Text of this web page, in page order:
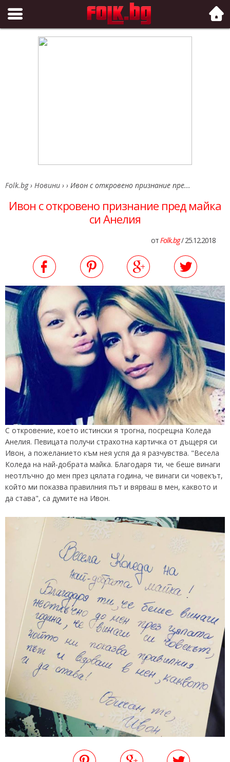
Folk.bg
Folk.bg › Новини › › Ивон с откровено признание пре...
Ивон с откровено признание пред майка
си Анелия
отFolk.bg/ 25.12.2018
С откровение, което истински я трогна, посрещна Коледа
Анелия. Певицата получи страхотна картичка от дъщеря си
Ивон, а пожеланието към нея успя да я разчувства. "Весела
Коледа на най-добрата майка. Благодаря ти, че беше винаги
неотлъчно до мен през цялата година, че винаги си човекът,
който ми показва правилния път и вярваш в мен, каквото и
да става", са думите на Ивон.